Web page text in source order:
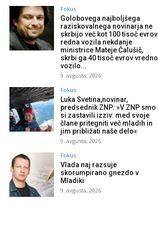
Fokus
Golobovega najboljšega
raziskovalnega novinarja ne
skrbijo več kot 100 tisoč evrov
redna vozila nekdanje
ministrice Mateje Čalušič,
skrbi ga 40 tisoč evrov vredno
vozilo...
9. avgusta, 2026
Fokus
Luka Svetina,novinar,
predsednik ZNP: »V ZNP smo
si zastavili izziv: med svoje
člane pritegniti več mladih in
jim približati naše delo«
9. avgusta, 2026
Fokus
Vlada naj razsuje
skorumpirano gnezdo v
Mladiki
9. avgusta, 2026